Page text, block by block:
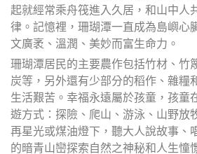
起就經常乘舟筏進入久居，和山中人
律。記憶裡，珊瑚潭一直成為島嶼心
文廣袤、溫潤、美妙而富生命力。
珊瑚潭居民的主要農作包括竹材、竹
炭等，另外還有少部分的稻作、雜糧
生活艱苦。幸福永遠屬於孩童，孩童
遊方式：探險、爬山、游泳、山野放
再星光或煤油燈下，聽大人說故事、
的暗青山巒探索自然之神秘和人生憧